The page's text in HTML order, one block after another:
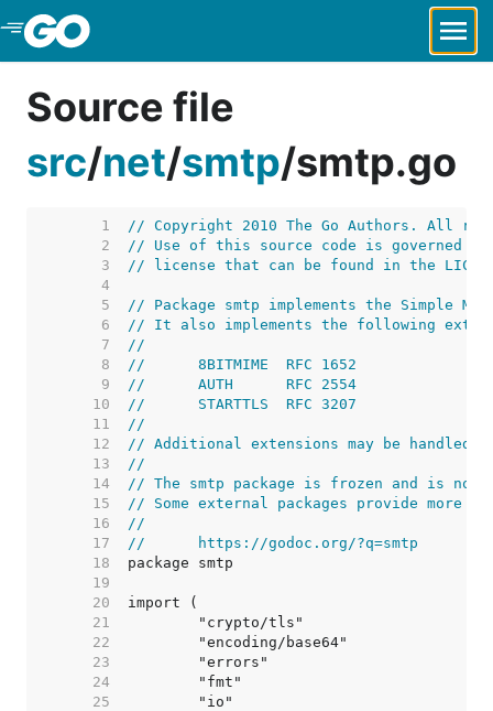
Skip to Main Content
Source file
src/net/smtp/smtp.go
     1
// Copyright 2010 The Go Authors. All
     2
// Use of this source code is governed by
     3
// license that can be found in the
     4
     5
// Package smtp implements the Simple
     6
// It also implements the following
     7
//
     8
//	8BITMIME  RFC 1652
     9
//	AUTH      RFC 2554
    10
//	STARTTLS  RFC 3207
    11
//
    12
// Additional extensions may be handled
    13
//
    14
// The smtp package is frozen and is not
    15
// Some external packages provide more
    16
//
    17
//	https://godoc.org/?q=smtp
    18
    19
    20
    21
    22
    23
    24
    25